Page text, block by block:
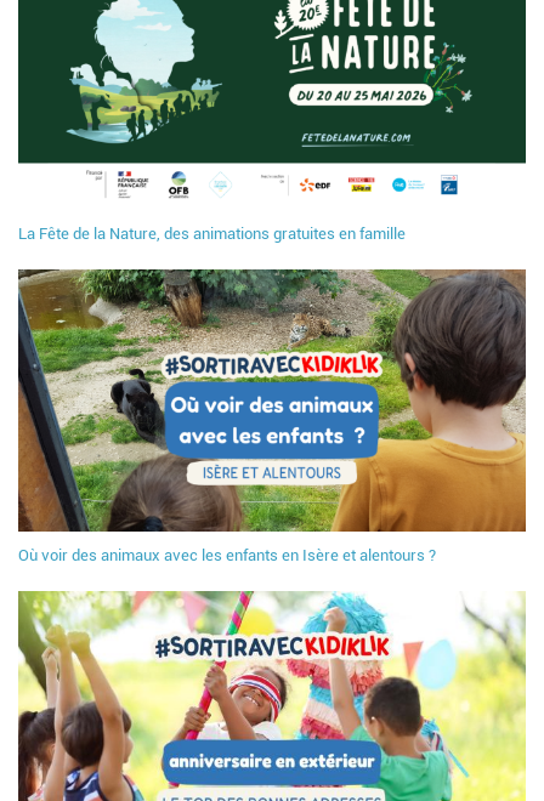
La Fête de la Nature, des animations gratuites en famille
Où voir des animaux avec les enfants en Isère et alentours ?